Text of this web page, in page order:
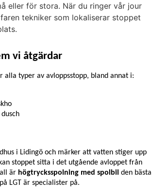
eller för stora. När du ringer vår jour
tekniker som lokaliserar stoppet
vi åtgärdar
alla typer av avloppsstopp, bland annat i:
i Lidingö och märker att vatten stiger upp
stoppet sitta i det utgående avloppet från
är högtrycksspolning med spolbil den bästa
LGT är specialister på.